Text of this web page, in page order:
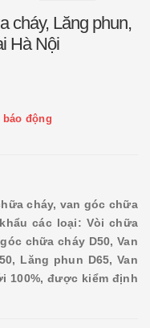
cháy, Lăng phun,
Hà Nội
báo động
cháy, van góc chữa
các loại: Vòi chữa
chữa cháy D50, Van
Lăng phun D65, Van
100%, được kiểm định